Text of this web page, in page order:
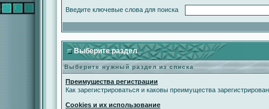
Введите ключевые слова для поиска
Выберите раздел
Выберите нужный раздел из списка
Преимущества регистрации
Как зарегистрироваться и каковы преимущества
Cookies и их использование